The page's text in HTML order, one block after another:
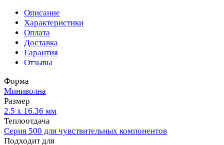
Описание
Характеристики
Оплата
Доставка
Гарантия
Отзывы
Форма
Миниволна
Размер
2.5 x 16.36 мм
Теплоотдача
Серия 500 для чувствительных компонентов
Подходит для